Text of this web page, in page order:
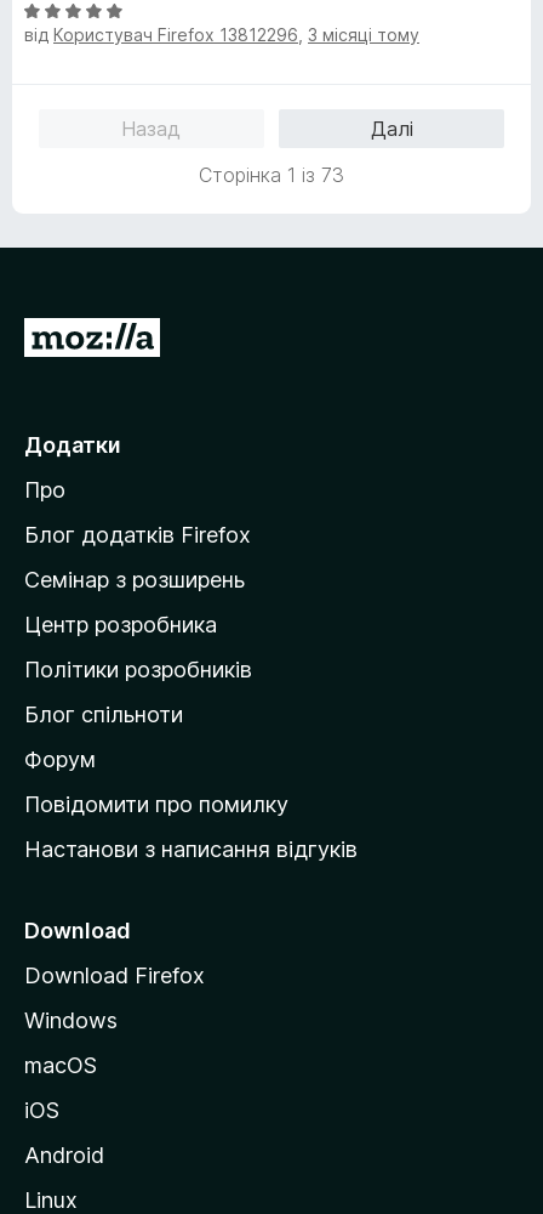
5
з
н
к
О
ц
від Користувач Firefox 13812296 3 місяці тому
Назад
Далі
Сторінка 1 із 73
П
е
й
т
и
а
д
о
і
в
к
M
z
l
l
Додатки
Про
Блог додатків Firefox
Семінар з розширень
Центр розробника
Політики розробників
Блог спільноти
Форум
Повідомити про помилку
Настанови з написання відгуків
Download
Download Firefox
Windows
macOS
iOS
Android
Linux